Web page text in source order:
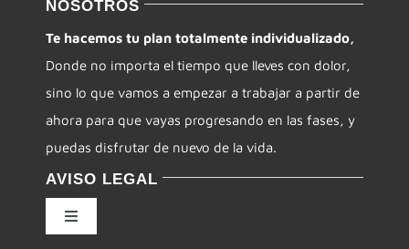
NOSOTROS
Te hacemos tu plan totalmente individualizado,
Donde no importa el tiempo que lleves con dolor,
sino lo que vamos a empezar a trabajar a partir de
ahora para que vayas progresando en las fases, y
puedas disfrutar de nuevo de la vida.
AVISO LEGAL
Toggle
Navigation